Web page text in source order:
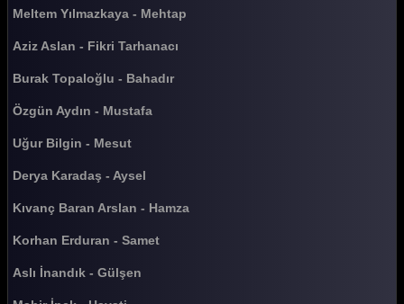
Güldür güldür 410. Bölüm
Güldür güldür 409. Bölüm
Güldür güldür 408. Bölüm
Güldür güldür 407. Bölüm
Güldür güldür 406. Bölüm
Güldür güldür 405. Bölüm
Güldür güldür 404. Bölüm
Güldür güldür 403. Bölüm
Güldür güldür 402. Bölüm
Güldür güldür 401. Bölüm
Meltem Yılmazkaya - Mehtap
Aziz Aslan - Fikri Tarhanacı
Burak Topaloğlu - Bahadır
Özgün Aydın - Mustafa
Uğur Bilgin - Mesut
Derya Karadaş - Aysel
Kıvanç Baran Arslan - Hamza
Korhan Erduran - Samet
Aslı İnandık - Gülşen